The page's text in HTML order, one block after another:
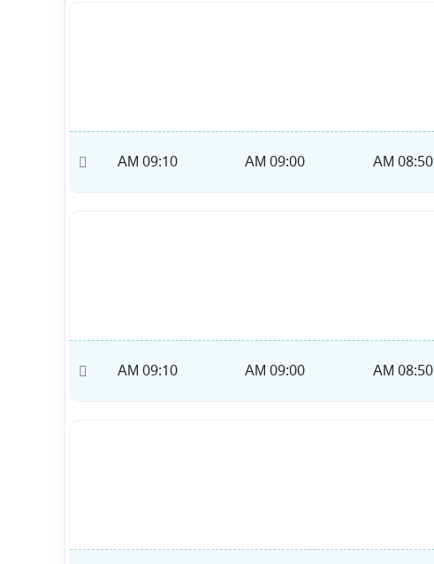
08:50 AM
09:00 AM
09:10 AM
08:50 AM
09:00 AM
09:10 AM